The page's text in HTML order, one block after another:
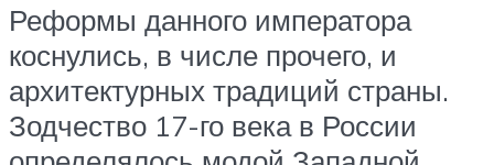
Реформы данного императора
коснулись, в числе прочего, и
архитектурных традиций страны.
Зодчество 17-го века в России